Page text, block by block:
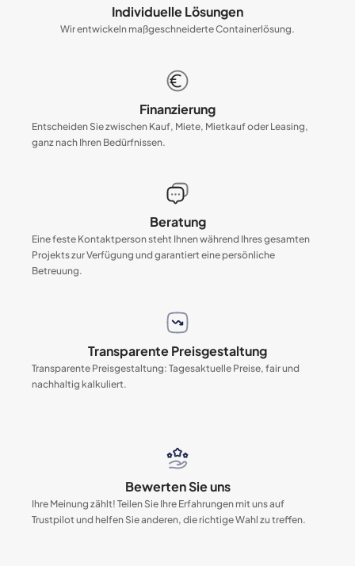
Individuelle Lösungen
Wir entwickeln maßgeschneiderte Containerlösung.
Finanzierung
Entscheiden Sie zwischen Kauf, Miete, Mietkauf oder Leasing,
ganz nach Ihren Bedürfnissen.
Beratung
Eine feste Kontaktperson steht Ihnen während Ihres gesamten
Projekts zur Verfügung und garantiert eine persönliche
Betreuung.
Transparente Preisgestaltung
Transparente Preisgestaltung: Tagesaktuelle Preise, fair und
nachhaltig kalkuliert.
Bewerten Sie uns
Ihre Meinung zählt! Teilen Sie Ihre Erfahrungen mit uns auf
Trustpilot und helfen Sie anderen, die richtige Wahl zu treffen.